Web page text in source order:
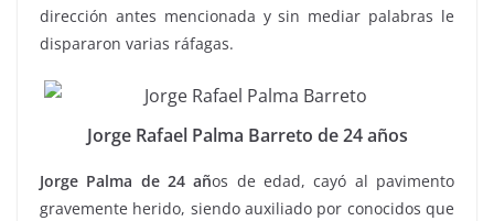
dirección antes mencionada y sin mediar palabras le
dispararon varias ráfagas.
Jorge Rafael Palma Barreto de 24 años
Jorge Palma de 24 años de edad, cayó al pavimento
gravemente herido, siendo auxiliado por conocidos que